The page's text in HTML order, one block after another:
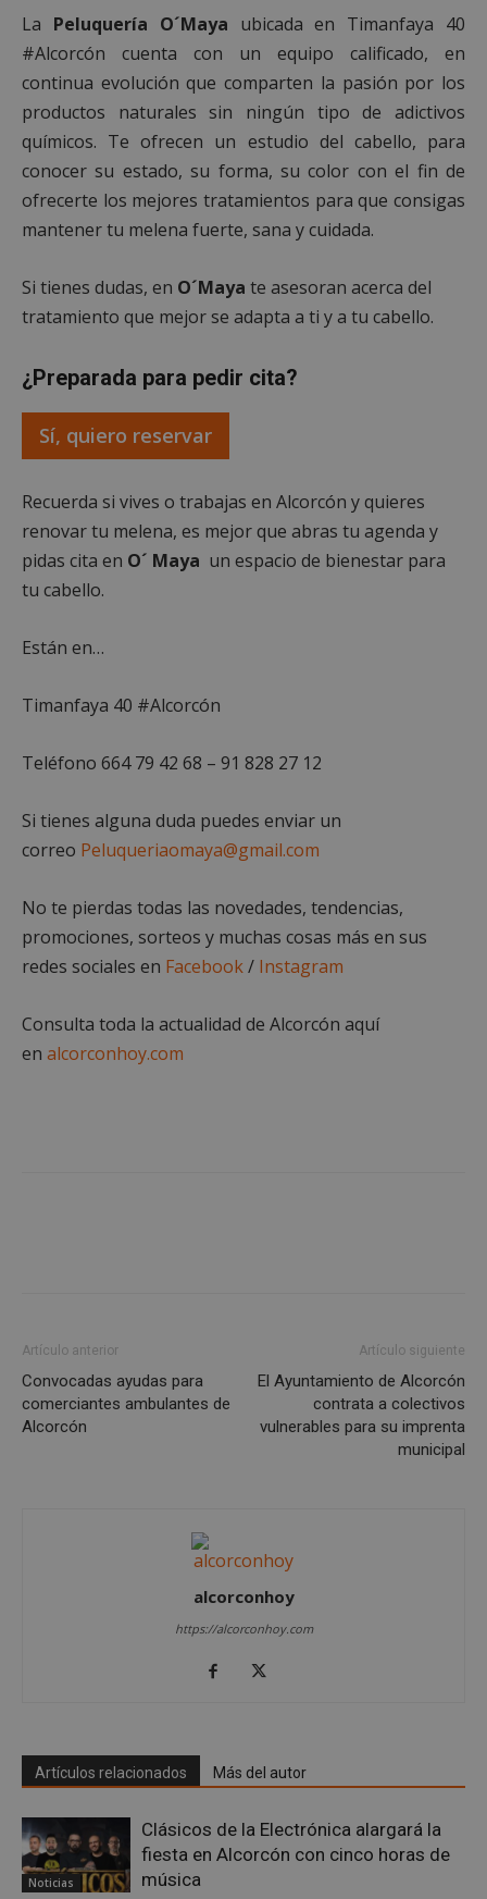
La Peluquería O´Maya ubicada en Timanfaya 40
#Alcorcón cuenta con un equipo calificado, en
continua evolución que comparten la pasión por los
productos naturales sin ningún tipo de adictivos
químicos. Te ofrecen un estudio del cabello, para
conocer su estado, su forma, su color con el fin de
ofrecerte los mejores tratamientos para que consigas
mantener tu melena fuerte, sana y cuidada.
Si tienes dudas, en O´Maya te asesoran acerca del
tratamiento que mejor se adapta a ti y a tu cabello.
¿Preparada para pedir cita?
Sí, quiero reservar
Recuerda si vives o trabajas en Alcorcón y quieres
renovar tu melena, es mejor que abras tu agenda y
pidas cita en O´ Maya un espacio de bienestar para
tu cabello.
Están en…
Timanfaya 40 #Alcorcón
Teléfono 664 79 42 68 – 91 828 27 12
Si tienes alguna duda puedes enviar un
correo Peluqueriaomaya@gmail.com
No te pierdas todas las novedades, tendencias,
promociones, sorteos y muchas cosas más en sus
redes sociales en Facebook/ Instagram
Consulta toda la actualidad de Alcorcón aquí
en alcorconhoy.com
Artículo anterior
Convocadas ayudas para
comerciantes ambulantes de
Alcorcón
Artículo siguiente
El Ayuntamiento de Alcorcón
contrata a colectivos
vulnerables para su imprenta
municipal
alcorconhoy
https://alcorconhoy.com
Artículos relacionados Más del autor
Noticias
Clásicos de la Electrónica alargará la
fiesta en Alcorcón con cinco horas de
música
Cookies de
preferencias
Cookies de
funcionalidad
Cookies no clasificadas
Cookies de rendimiento
Cookies de preferencias
Cookies no clasificadas
Las cookies estrictamente necesarias permiten la
funcionalidad principal del sitio web, como el
inicio de sesión de usuario y la gestión de cuentas.
las cookies estrictamente necesarias.
Nombre
Proveedor/
AWSALBCORS
Amazon.com
sp_landing
Spotify Inc.
.spotify.com
23 horas 59
minutos
VISITOR_PRIVACY_METADATA
Privacy Policy